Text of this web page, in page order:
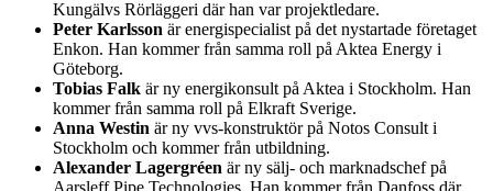
Kungälvs Rörläggeri där han var projektledare.
Peter Karlsson är energispecialist på det nystartade företaget
Enkon. Han kommer från samma roll på Aktea Energy i
Göteborg.
Tobias Falk är ny energikonsult på Aktea i Stockholm. Han
kommer från samma roll på Elkraft Sverige.
Anna Westin är ny vvs-konstruktör på Notos Consult i
Stockholm och kommer från utbildning.
Alexander Lagergréen är ny sälj- och marknadschef på